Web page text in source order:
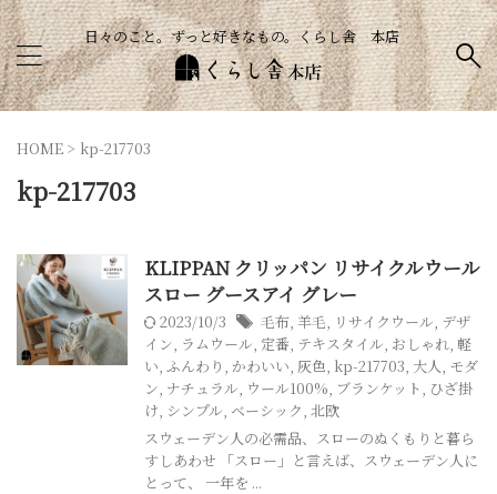
日々のこと。ずっと好きなもの。くらし舎 本店
HOME > kp-217703
kp-217703
KLIPPAN クリッパン リサイクルウール
スロー グースアイ グレー
2023/10/3 毛布, 羊毛, リサイクウール, デザ
イン, ラムウール, 定番, テキスタイル, おしゃれ, 軽
い, ふんわり , かわいい, 灰色, kp-217703, 大人, モダ
ン, ナチュラル, ウール100%, ブランケット, ひざ掛
け, シンプル, ベーシック, 北欧
スウェーデン人の必需品、スローのぬくもりと暮ら
すしあわせ 「スロー」と言えば、スウェーデン人に
とって、 一年を ...